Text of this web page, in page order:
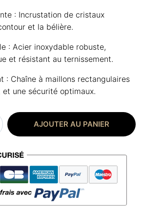
: Incrustation de cristaux
et la bélière.
: Acier inoxydable robuste,
et résistant au ternissement.
: Chaîne à maillons rectangulaires
une sécurité optimaux.
AJOUTER AU PANIER